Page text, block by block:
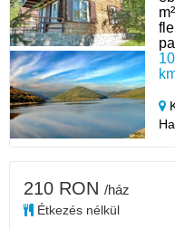
210 RON /ház
Étkezés nélkül